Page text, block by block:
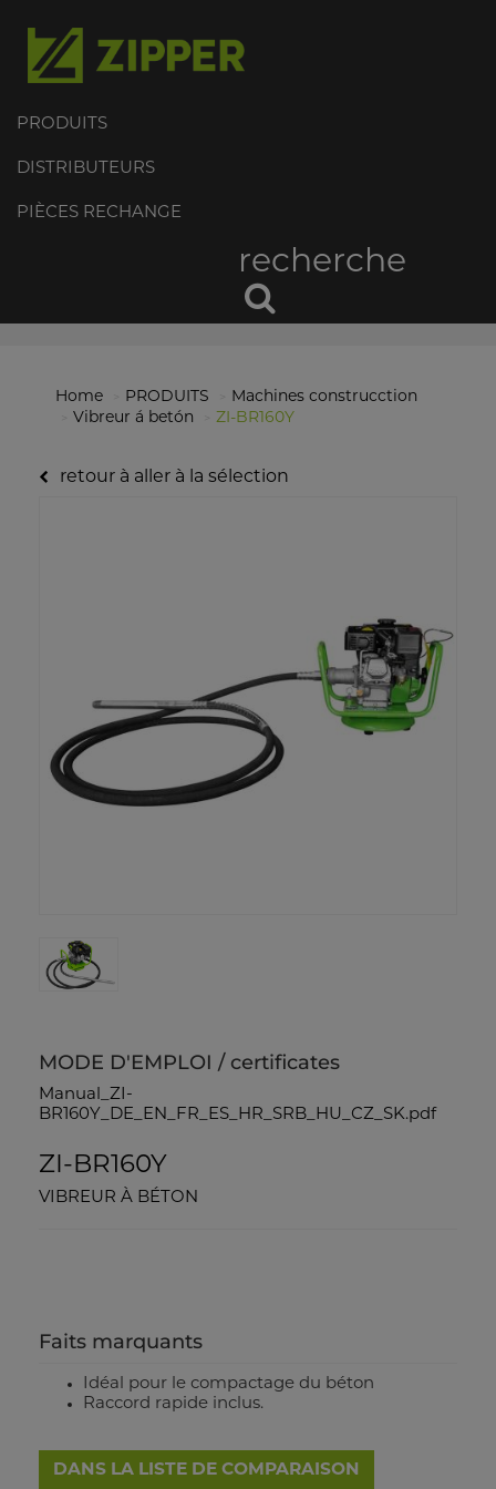
PRODUITS
DISTRIBUTEURS
PIÈCES RECHANGE
recherche
Home PRODUITS
Machines construcction
Vibreur á betón
ZI-BR160Y
retour à aller à la sélection
MODE D'EMPLOI / certificates
Manual_ZI-
BR160Y_DE_EN_FR_ES_HR_SRB_HU_CZ_SK.pdf
ZI-BR160Y
VIBREUR À BÉTON
Faits marquants
Idéal pour le compactage du béton
Raccord rapide inclus.
DANS LA LISTE DE COMPARAISON